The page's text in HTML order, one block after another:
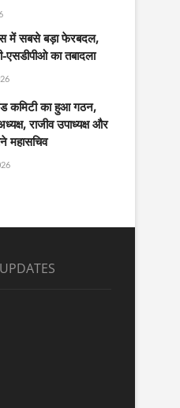
में सबसे बड़ा फेरबदल,
एसडीपीओ का तबादला
कमिटी का हुआ गठन,
राजीव उपाध्यक्ष और
महासचिव